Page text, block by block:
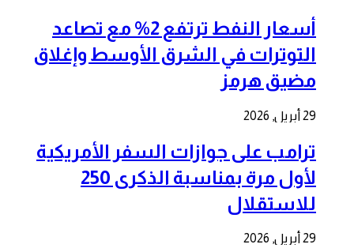
أسعار النفط ترتفع 2% مع تصاعد
التوترات في الشرق الأوسط وإغلاق
مضيق هرمز
29 أبريل, 2026
ترامب على جوازات السفر الأمريكية
لأول مرة بمناسبة الذكرى 250
للاستقلال
29 أبريل, 2026